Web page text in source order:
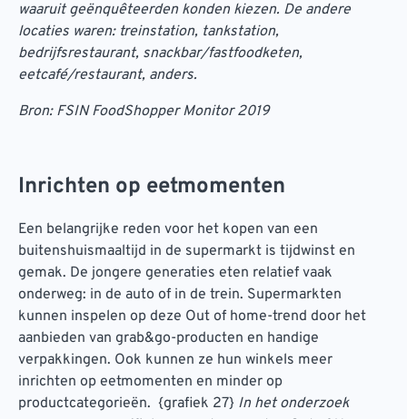
waaruit geënquêteerden konden kiezen. De andere
locaties waren: treinstation, tankstation,
bedrijfsrestaurant, snackbar/fastfoodketen,
eetcafé/restaurant, anders.
Bron: FSIN FoodShopper Monitor 2019
Inrichten op eetmomenten
Een belangrijke reden voor het kopen van een
buitenshuismaaltijd in de supermarkt is tijdwinst en
gemak. De jongere generaties eten relatief vaak
onderweg: in de auto of in de trein. Supermarkten
kunnen inspelen op deze Out of home-trend door het
aanbieden van grab&go-producten en handige
verpakkingen. Ook kunnen ze hun winkels meer
inrichten op eetmomenten en minder op
productcategorieën. {grafiek 27} In het onderzoek